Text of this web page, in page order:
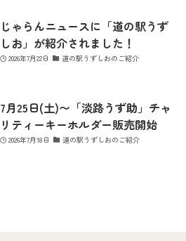
じゃらんニュースに「道の駅うず
しお」が紹介されました！
2026年7月22日 道の駅うずしおのご紹介
7月25日(土)〜「淡路うず助」チャ
リティーキーホルダー販売開始
2026年7月18日 道の駅うずしおのご紹介